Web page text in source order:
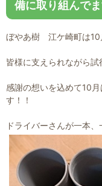
備に取り組んでま
ぼやあ樹 江ケ崎町は10
皆様に支えられながら試
感謝の想いを込めて10
す！！
ドライバーさんが一本